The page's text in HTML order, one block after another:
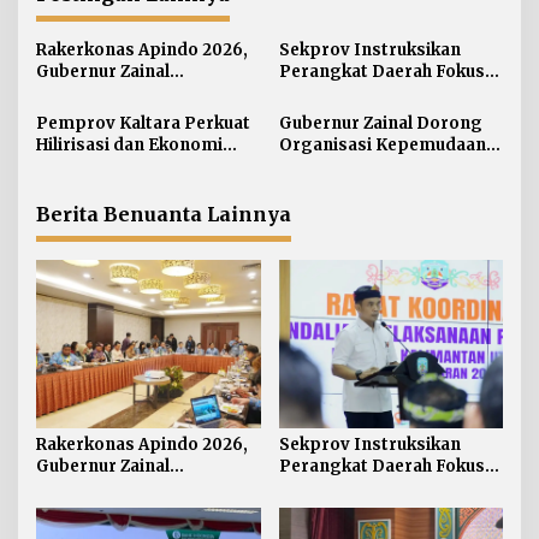
i
p
s
Rakerkonas Apindo 2026,
Gubernur Zainal
Strategis Kaltara ke
Perwakilan Negara
Sekprov Instruksikan
Perangkat Daerah Fokus
Pemprov Kaltara Perkuat
Hilirisasi dan Ekonomi
Gubernur Zainal Dorong
Organisasi Kepemudaan
Berita Benuanta Lainnya
Rakerkonas Apindo 2026,
Gubernur Zainal
Strategis Kaltara ke
Perwakilan Negara
Sekprov Instruksikan
Perangkat Daerah Fokus